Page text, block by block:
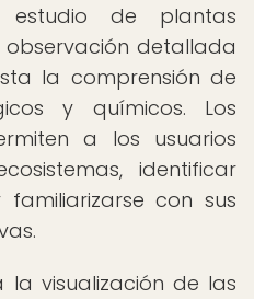
de plantas
observación detallada
la comprensión de
y químicos. Los
a los usuarios
identificar
con sus
la visualización de las